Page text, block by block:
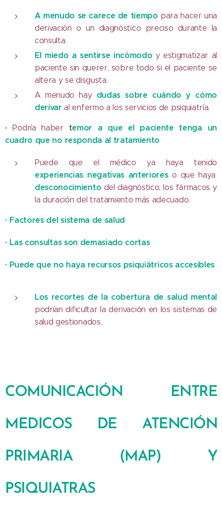
A menudo se carece de tiempo para hacer una
derivación o un diagnóstico preciso durante la
consulta.
El miedo a sentirse incómodo y estigmatizar al
paciente sin querer, sobre todo si el paciente se
altera y se disgusta.
A menudo hay dudas sobre cuándo y cómo
derivar al enfermo a los servicios de psiquiatría.
·Podría haber temor a que el paciente tenga un
cuadro que no responda al tratamiento
Puede que el médico ya haya tenido
experiencias negativas anterioreso que haya
desconocimiento del diagnóstico, los fármacos y
la duración del tratamiento más adecuado.
· Factores del sistema de salud
· Las consultas son demasiado cortas
· Puede que no haya recursos psiquiátricos accesibles
Los recortes de la cobertura de salud mental
podrían dificultar la derivación en los sistemas de
salud gestionados.
COMUNICACIÓN ENTRE
MEDICOS DE ATENCIÓN
PRIMARIA (MAP) Y
PSIQUIATRAS